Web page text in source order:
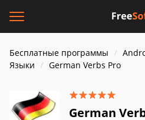
Бесплатные программы
Языки
German Verbs Pro
German